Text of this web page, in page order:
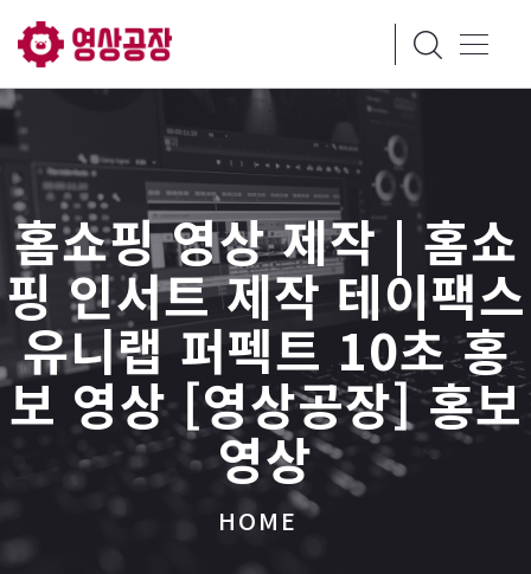
홈쇼핑 영상 제작 | 홈쇼
핑 인서트 제작 테이팩스
유니랩 퍼펙트 10초 홍
보 영상 [영상공장] 홍보
영상
HOME